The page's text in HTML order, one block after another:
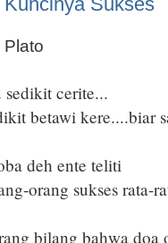
Plato
cerite...
betawi kere....biar
deh ente teliti
orang sukses rata-
bilang bahwa doa